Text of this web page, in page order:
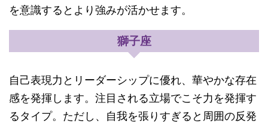
を意識するとより強みが活かせます。
獅子座
自己表現力とリーダーシップに優れ、華やかな存在
感を発揮します。注目される立場でこそ力を発揮す
るタイプ。ただし、自我を張りすぎると周囲の反発